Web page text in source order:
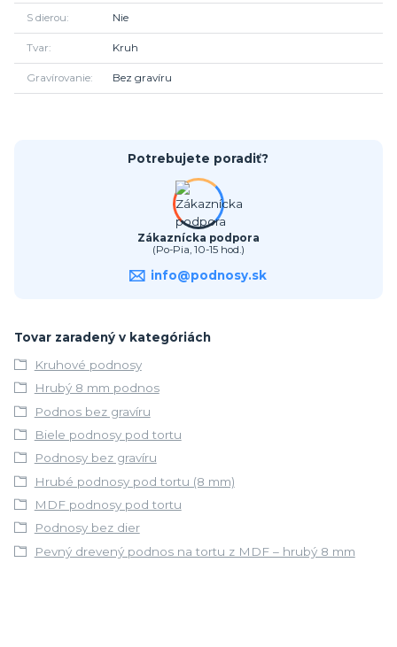
S dierou Nie
Tvar Kruh
Gravírovanie Bez gravíru
Potrebujete poradiť?
Zákaznícka podpora
(Po-Pia, 10-15 hod.)
info@podnosy.sk
Tovar zaradený v kategóriách
Kruhové podnosy
Hrubý 8 mm podnos
Podnos bez gravíru
Biele podnosy pod tortu
Podnosy bez gravíru
Hrubé podnosy pod tortu (8 mm)
MDF podnosy pod tortu
Podnosy bez dier
Pevný drevený podnos na tortu z MDF – hrubý 8 mm